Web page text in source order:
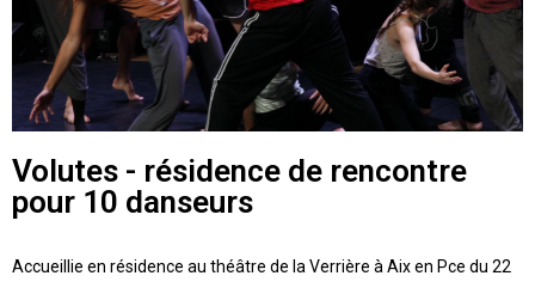
Volutes - résidence de rencontre
pour 10 danseurs
Accueillie en résidence au théâtre de la Verrière à Aix en Pce du 22